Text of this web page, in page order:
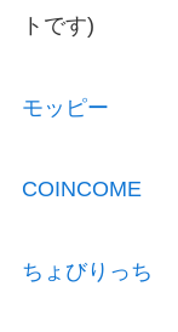
トです)
モッピー
COINCOME
ちょびりっち